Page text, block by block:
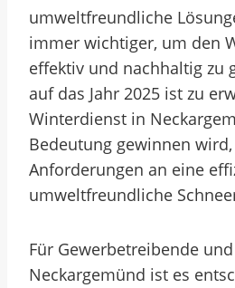
umweltfreundliche
immer wichtiger, um den
effektiv und nachhaltig zu
auf das Jahr 2025 ist zu
Winterdienst in
Bedeutung gewinnen
Anforderungen an eine
umweltfreundliche
Für Gewerbetreibende
Neckargemünd ist es